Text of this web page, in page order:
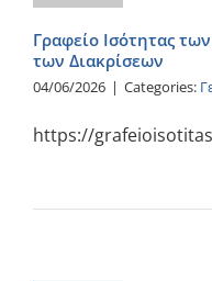
Γραφείο Ισότητας
των Διακρίσεων
04/06/2026 | Categories:
https://